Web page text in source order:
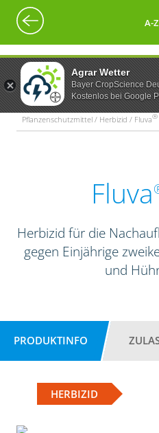
Agrar Wetter
Bayer CropScience
Kostenlos bei Google
A-Z
Pflanzenschutzmittel / Herbizid / Fluva®
Fluva
Herbizid für die
gegen Einjährige
und
PRODUKTINFO
HERBIZID